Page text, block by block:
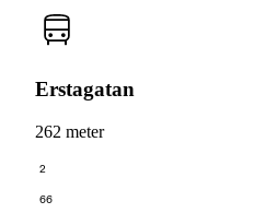
Erstagatan
262 meter
2
66